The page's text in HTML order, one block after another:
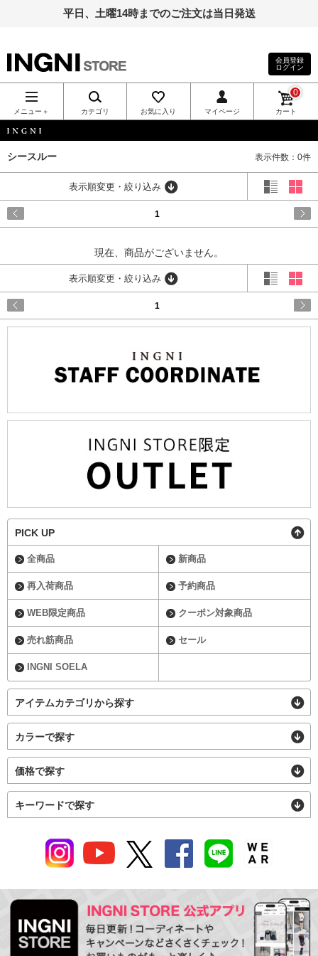
平日、土曜14時までのご注文は当日発送
INGNI（イン
グ）公式通
販｜INGNI
STORE
会員登録
ログイン
メニュー＋ カテゴリ お気に入り マイページ カート
0
シースルー 表示件数：0件
表示順変更・絞り込み
1
現在、商品がございません。
表示順変更・絞り込み
1
PICK UP
全商品 新商品
再入荷商品 予約商品
WEB限定商品 クーポン対象商品
売れ筋商品 セール
INGNI SOELA
アイテムカテゴリから探す
カラーで探す
価格で探す
キーワードで探す